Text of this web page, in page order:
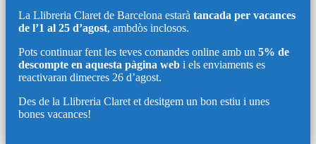
La Llibreria Claret de Barcelona estarà tancada per vacances
de l’1 al 25 d’agost, ambdòs inclosos.
Pots continuar fent les teves comandes online amb un 5% de
descompte en aquesta pàgina web i els enviaments es
reactivaran dimecres 26 d’agost.
Des de la Llibreria Claret et desitgem un bon estiu i unes
bones vacances!